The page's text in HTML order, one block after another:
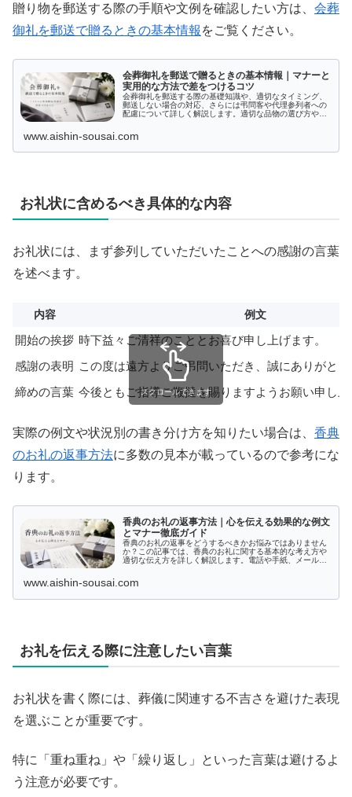
贈り物を郵送する際の手順や文例を確認したい方は、 会葬
御礼を郵送で贈るときの基本情報 をご覧ください。
会葬御礼を郵送で贈るときの基本情報｜マナーと
実用的な方法で差をつけるコツ
会葬御礼を郵送する際の基礎知識や、適切なタイミング、
郵送しない場合の対応、さらには弔問客や代理参列者への
配慮について詳しく解説します。適切な品物の選び方や包
です。読み終わった後には、郵送に関する疑問が解消され
www.aishin-sousai.com
お礼状に含めるべき具体的な内容
お礼状には、まず参列していただいたことへの感謝の言葉
を述べます。
内容 例文
開始の挨拶 時下益々ご清祥のこととお喜び申し上げます。
感謝の表明 この度は遠方よりご弔問いただき、誠にありがと
締めの言葉 今後ともご指導ご鞭撻を賜りますようお願い申し
スクロールできます
実際の例文や状況別の書き分け方を知りたい場合は、 香典
のお礼の返事方法に多数の見本が載っているので参考にな
ります。
香典のお礼の返事方法｜心を伝える効果的な例文
とマナー徹底ガイド
香典のお礼の返事をどうするべきかお悩みではありません
か？この記事では、香典のお礼に関する基本的な考え方や
適切な伝え方を詳しく解説します。電話や手紙、メール、
取り上げ、迷いや疑問をスッキリ解決します。
www.aishin-sousai.com
お礼を伝える際に注意したい言葉
お礼状を書く際には、葬儀に関連する不吉さを避けた表現
を選ぶことが重要です。
特に「重ね重ね」や「繰り返し」といった言葉は避けるよ
う注意が必要です。